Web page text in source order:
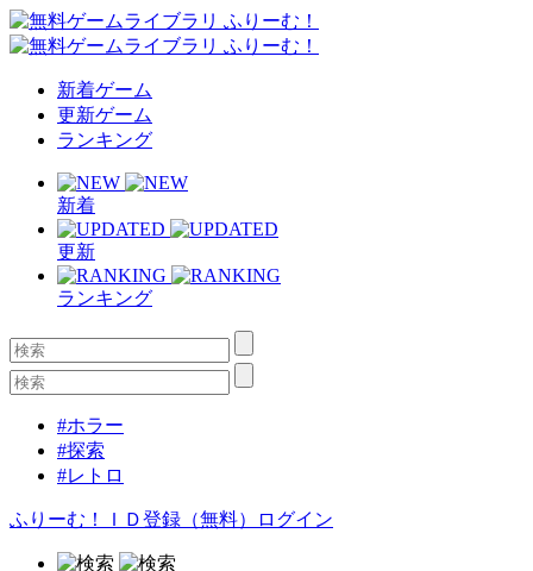
新着ゲーム
更新ゲーム
ランキング
新着
更新
ランキング
#ホラー
#探索
#レトロ
ふりーむ！ＩＤ登録（無料） ログイン